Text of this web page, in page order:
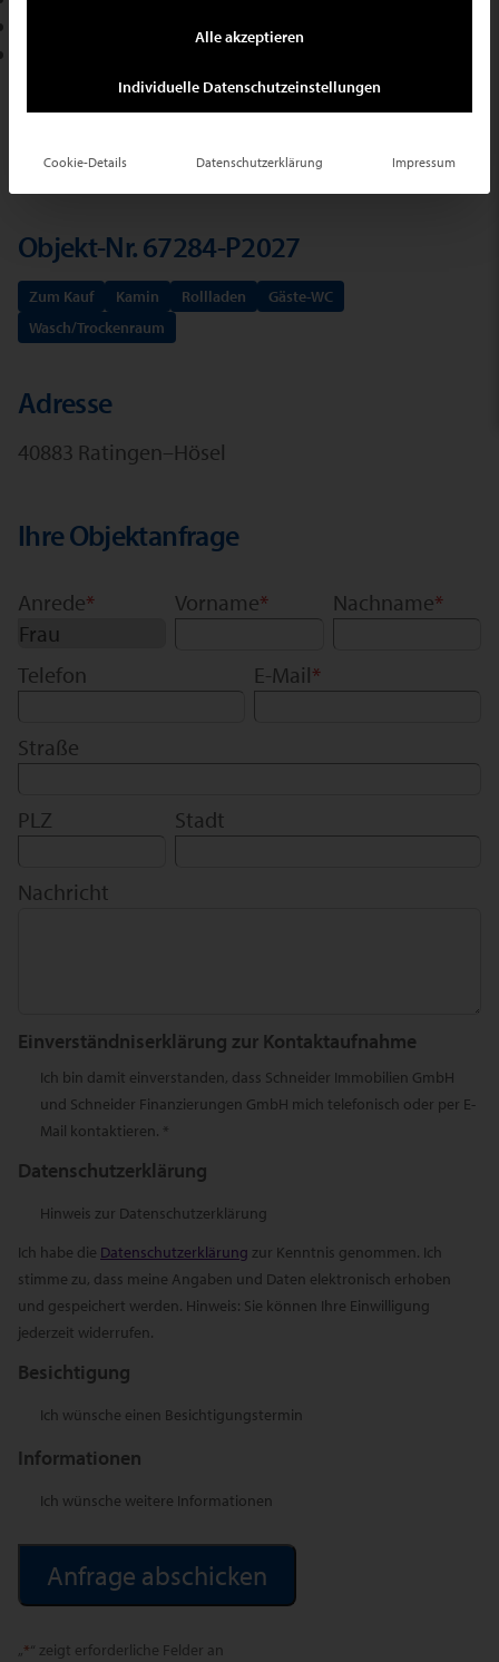
+49 2102 709400
Ihr Suchauftrag
Objekt-Nr. 67284-P2027
Zum Kauf Kamin Rollladen
Gäste-WC
Wasch/Trockenraum
Adresse
40883 Ratingen–Hösel
Ihre Objektanfrage
„*“ zeigt erforderliche Felder an
Anrede* Vorname* Nachname*
Telefon E-Mail*
Straße
PLZ Stadt
Nachricht
Einverständniserklärung zur Kontaktaufnahme
Ich bin damit einverstanden, dass Schneider Immobilien GmbH
und Schneider Finanzierungen GmbH mich telefonisch oder per E-
Mail kontaktieren. *
Datenschutzerklärung
Hinweis zur Datenschutzerklärung
Ich habe die Datenschutzerklärung zur Kenntnis genommen. Ich
stimme zu, dass meine Angaben und Daten elektronisch erhoben
und gespeichert werden. Hinweis: Sie können Ihre Einwilligung
jederzeit widerrufen.
Besichtigung
Ich wünsche einen Besichtigungstermin
Informationen
Ich wünsche weitere Informationen
Alle akzeptieren
Individuelle Datenschutzeinstellungen
Cookie-Details Datenschutzerklärung Impressum